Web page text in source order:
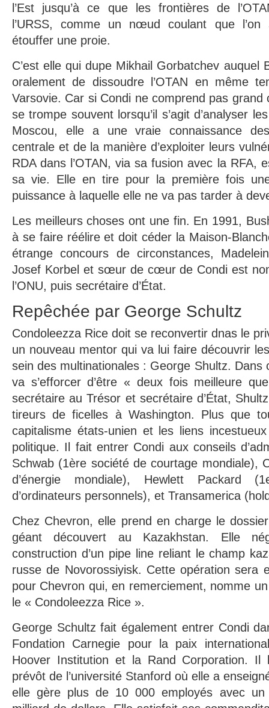
l’Est jusqu’à ce que les frontières de
l’URSS, comme un nœud coulant que l’on
étouffer une proie.
C’est elle qui dupe Mikhail Gorbatchev auquel
oralement de dissoudre l’OTAN en même
Varsovie. Car si Condi ne comprend pas grand
se trompe souvent lorsqu’il s’agit d’analyser
Moscou, elle a une vraie connaissance
centrale et de la manière d’exploiter leurs
RDA dans l’OTAN, via sa fusion avec la RFA,
sa vie. Elle en tire pour la première fois
puissance à laquelle elle ne va pas tarder à
Les meilleurs choses ont une fin. En 1991,
à se faire réélire et doit céder la Maison-
étrange concours de circonstances,
Josef Korbel et sœur de cœur de Condi est
l’ONU, puis secrétaire d’État.
Repêchée par George Schultz
Condoleezza Rice doit se reconvertir dnas le
un nouveau mentor qui va lui faire découvrir
sein des multinationales : George Shultz. Dans
va s’efforcer d’être « deux fois meilleure
secrétaire au Trésor et secrétaire d’État,
tireurs de ficelles à Washington. Plus que
capitalisme états-unien et les liens
politique. Il fait entrer Condi aux conseils
Schwab (1ère société de courtage mondiale),
d’énergie mondiale), Hewlett Packard
d’ordinateurs personnels), et Transamerica
Chez Chevron, elle prend en charge le
géant découvert au Kazakhstan. Elle
construction d’un pipe line reliant le champ
russe de Novorossiyisk. Cette opération sera
pour Chevron qui, en remerciement, nomme
le « Condoleezza Rice ».
George Schultz fait également entrer Condi
Fondation Carnegie pour la paix
Hoover Institution et la Rand Corporation. Il
prévôt de l’université Stanford où elle a
elle gère plus de 10 000 employés avec un